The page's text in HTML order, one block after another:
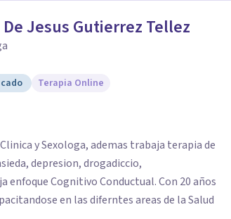
elegir y de vivir.
Jesus Gutierrez Tellez
Terapia Online
y Sexologa, ademas trabaja terapia de
depresion, drogadiccio,
enfoque Cognitivo Conductual. Con 20 años
en las diferntes areas de la Salud